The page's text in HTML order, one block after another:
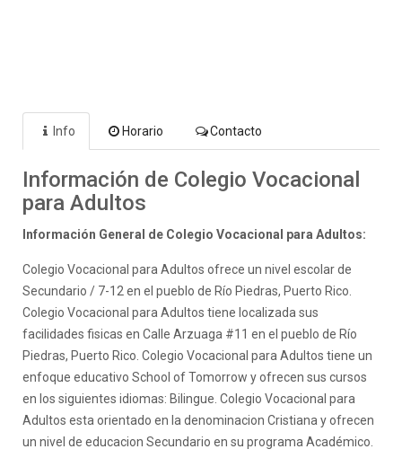
Info Horario Contacto
Información de Colegio Vocacional
para Adultos
Información General de Colegio Vocacional para Adultos:
Colegio Vocacional para Adultos ofrece un nivel escolar de
Secundario / 7-12 en el pueblo de Río Piedras, Puerto Rico.
Colegio Vocacional para Adultos tiene localizada sus
facilidades fisicas en Calle Arzuaga #11 en el pueblo de Río
Piedras, Puerto Rico. Colegio Vocacional para Adultos tiene un
enfoque educativo School of Tomorrow y ofrecen sus cursos
en los siguientes idiomas: Bilingue. Colegio Vocacional para
Adultos esta orientado en la denominacion Cristiana y ofrecen
un nivel de educacion Secundario en su programa Académico.